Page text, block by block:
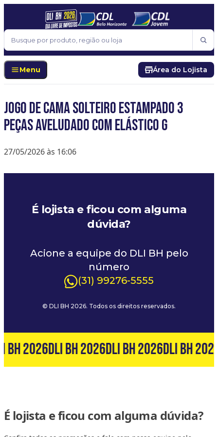
Pular para o conteúdo
Buscar
Menu Área do Lojista
Jogo De Cama Solteiro Estampado 3
Peças Aveludado Com Elástico G
27/05/2026 às 16:06
É lojista e ficou com alguma
dúvida?
Acione a equipe do DLI BH pelo
número
(31) 99276-5555
© DLI BH 2026. Todos os direitos reservados.
BH 2026DLI BH 2026DLI BH 2026DLI BH
É lojista e ficou com alguma dúvida?